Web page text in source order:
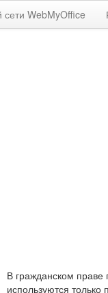
сети WebMyOffice
В гражданском праве
используются